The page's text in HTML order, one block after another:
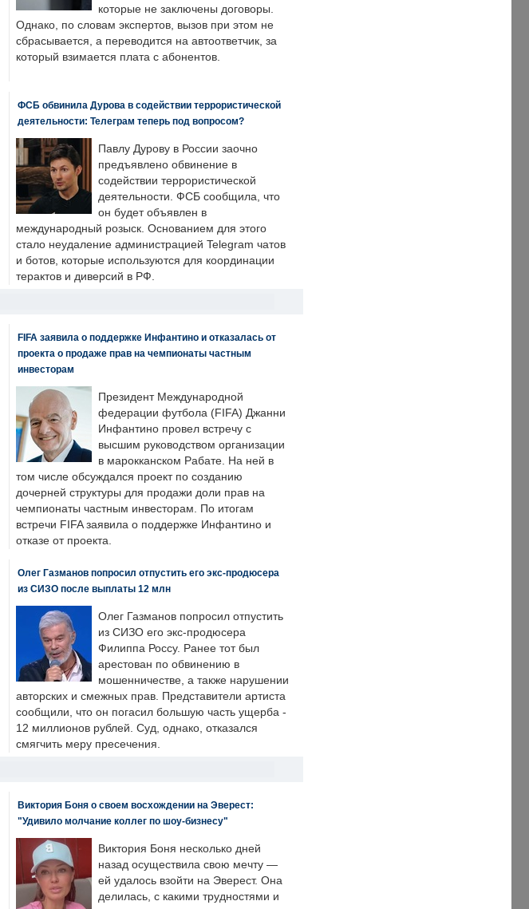
которые не заключены договоры.
Однако, по словам экспертов, вызов при этом не
сбрасывается, а переводится на автоответчик, за
который взимается плата с абонентов.
ФСБ обвинила Дурова в содействии террористической
деятельности: Телеграм теперь под вопросом?
Павлу Дурову в России заочно
предъявлено обвинение в
содействии террористической
деятельности. ФСБ сообщила, что
он будет объявлен в
международный розыск. Основанием для этого
стало неудаление администрацией Telegram чатов
и ботов, которые используются для координации
терактов и диверсий в РФ.
FIFA заявила о поддержке Инфантино и отказалась от
проекта о продаже прав на чемпионаты частным
инвесторам
Президент Международной
федерации футбола (FIFA) Джанни
Инфантино провел встречу с
высшим руководством организации
в марокканском Рабате. На ней в
том числе обсуждался проект по созданию
дочерней структуры для продажи доли прав на
чемпионаты частным инвесторам. По итогам
встречи FIFA заявила о поддержке Инфантино и
отказе от проекта.
Олег Газманов попросил отпустить его экс-продюсера
из СИЗО после выплаты 12 млн
Олег Газманов попросил отпустить
из СИЗО его экс-продюсера
Филиппа Россу. Ранее тот был
арестован по обвинению в
мошенничестве, а также нарушении
авторских и смежных прав. Представители артиста
сообщили, что он погасил большую часть ущерба -
12 миллионов рублей. Суд, однако, отказался
смягчить меру пресечения.
Виктория Боня о своем восхождении на Эверест:
"Удивило молчание коллег по шоу-бизнесу"
Виктория Боня несколько дней
назад осуществила свою мечту —
ей удалось взойти на Эверест. Она
делилась, с какими трудностями и